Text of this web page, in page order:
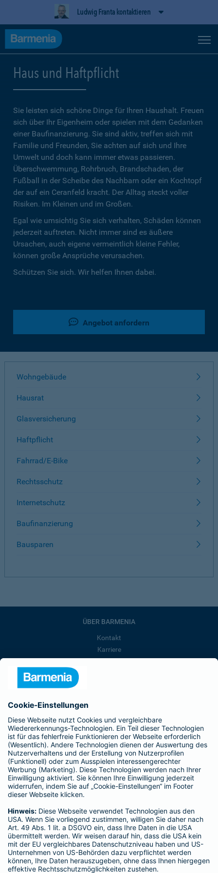
Ludwig Franta kontaktieren
Haus und Haftpflicht
Sie leisten sich schöne Dinge für Ihren Haushalt. Freuen
sich über Ihr Eigenheim oder spielen mit dem Gedanken
einer Baufinanzierung. Sie sind aktiv, treffen sich mit
Familie und Freunden, Sie achten auf sich und Ihre
Umwelt und doch kann immer etwas passieren.
Überschwemmung, Rohrbruch, Brandschaden, der
Fußball in der Scheibe des Nachbarn oder ein Kochtopf
der auf ein Ceranfeld kracht. Der Alltag steckt voller
Risiken. Im Kleinen und im Großen.
Egal wie umsichtig Sie sich verhalten, Schäden können
jederzeit auftreten. Nicht immer sind es äußere
Ursachen, auch eigene vermeintlich kleine Fehler,
können große Ansprüche verursachen.
Schützen Sie sich. Wir helfen Ihnen dabei.
Angebot anfordern
Wohngebäude
Hausrat
Glasversicherung
Haftpflicht
Fahrrad/E-Bike
Rechtsschutz
Internetschutz
Baufinanzierung
Bausparen
ÜBER BARMENIA
Kontakt
Karriere
Barmenia ist Teil der BarmeniaGothaer
BELIEBTE SEITEN
Kranken-Zusatzversicherung
Tierversicherungen
Haftpflichtversicherung
Hausratversicherung
Adresse ändern
Schaden melden
Kilometerstandsmeldung
Serviceübersicht